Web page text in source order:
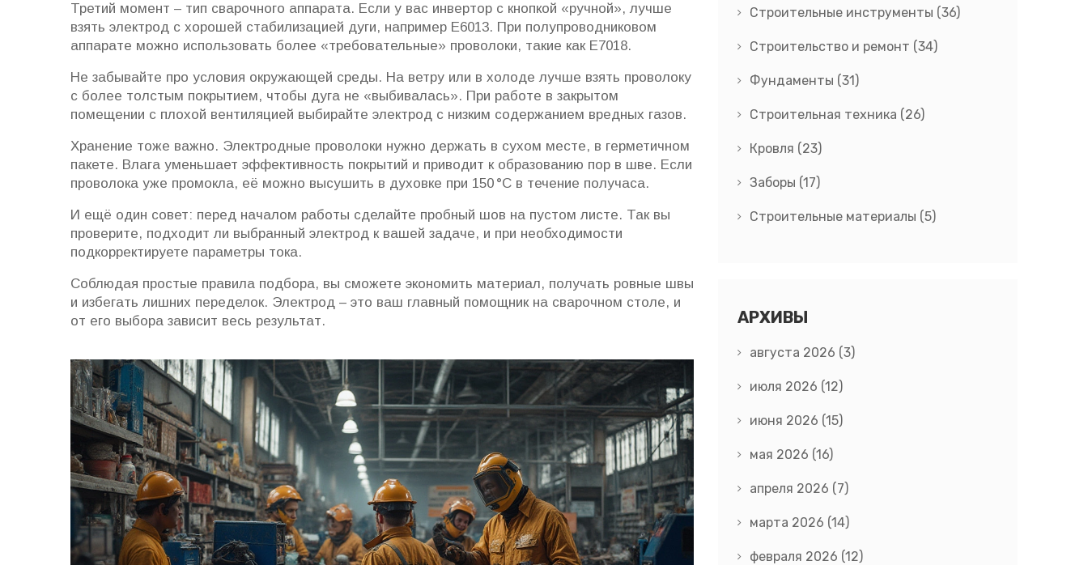
Третий момент – тип сварочного аппарата. Если у вас инвертор с кнопкой «ручной», лучше
взять электрод с хорошей стабилизацией дуги, например E6013. При полупроводниковом
аппарате можно использовать более «требовательные» проволоки, такие как E7018.
Не забывайте про условия окружающей среды. На ветру или в холоде лучше взять проволоку
с более толстым покрытием, чтобы дуга не «выбивалась». При работе в закрытом
помещении с плохой вентиляцией выбирайте электрод с низким содержанием вредных газов.
Хранение тоже важно. Электродные проволоки нужно держать в сухом месте, в герметичном
пакете. Влага уменьшает эффективность покрытий и приводит к образованию пор в шве. Если
проволока уже промокла, её можно высушить в духовке при 150 °C в течение получаса.
И ещё один совет: перед началом работы сделайте пробный шов на пустом листе. Так вы
проверите, подходит ли выбранный электрод к вашей задаче, и при необходимости
подкорректируете параметры тока.
Соблюдая простые правила подбора, вы сможете экономить материал, получать ровные швы
и избегать лишних переделок. Электрод – это ваш главный помощник на сварочном столе, и
от его выбора зависит весь результат.
Строительные инструменты (36)
Строительство и ремонт (34)
Фундаменты (31)
Строительная техника (26)
Кровля (23)
Заборы (17)
Строительные материалы (5)
АРХИВЫ
августа 2026 (3)
июля 2026 (12)
июня 2026 (15)
мая 2026 (16)
апреля 2026 (7)
марта 2026 (14)
февраля 2026 (12)